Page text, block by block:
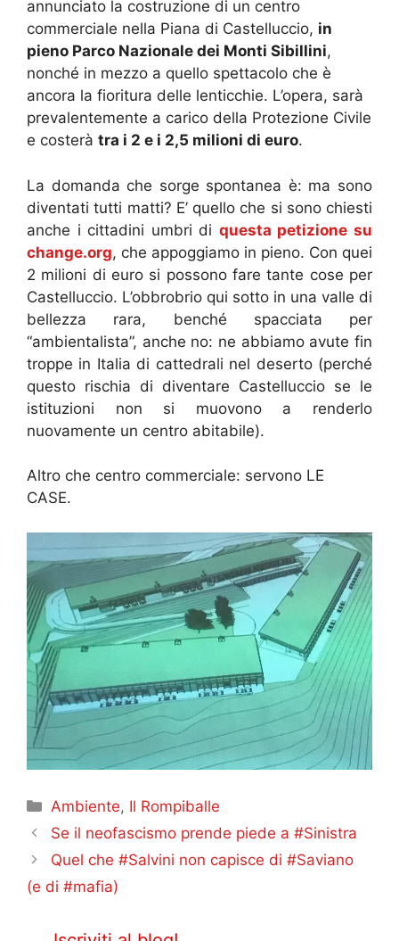
annunciato la costruzione di un centro
commerciale nella Piana di Castelluccio, in
pieno Parco Nazionale dei Monti Sibillini,
nonché in mezzo a quello spettacolo che è
ancora la fioritura delle lenticchie. L’opera, sarà
prevalentemente a carico della Protezione Civile
e costerà tra i 2 e i 2,5 milioni di euro.
La domanda che sorge spontanea è: ma sono
diventati tutti matti? E’ quello che si sono chiesti
anche i cittadini umbri di questa petizione su
change.org, che appoggiamo in pieno. Con quei
2 milioni di euro si possono fare tante cose per
Castelluccio. L’obbrobrio qui sotto in una valle di
bellezza rara, benché spacciata per
“ambientalista”, anche no: ne abbiamo avute fin
troppe in Italia di cattedrali nel deserto (perché
questo rischia di diventare Castelluccio se le
istituzioni non si muovono a renderlo
nuovamente un centro abitabile).
Altro che centro commerciale: servono LE
CASE.
Categorie
Ambiente, Il Rompiballe
Se il neofascismo prende piede a #Sinistra
Quel che #Salvini non capisce di #Saviano
(e di #mafia)